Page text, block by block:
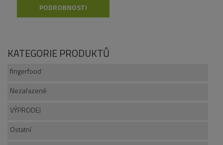
PODROBNOSTI
KATEGORIE PRODUKTŮ
fingerfood
Nezařazené
VÝPRODEJ
Ostatní